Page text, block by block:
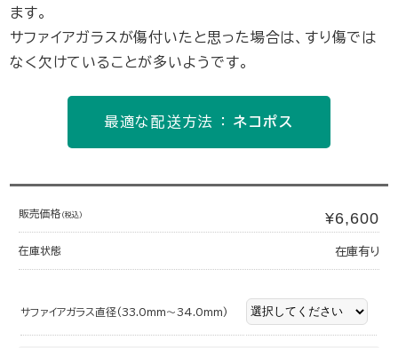
ます。
サファイアガラスが傷付いたと思った場合は、すり傷では
なく欠けていることが多いようです。
最適な配送方法 ：ネコポス
販売価格 (税込) ¥6,600
在庫状態 在庫有り
サファイアガラス直径(33.0mm～34.0mm)